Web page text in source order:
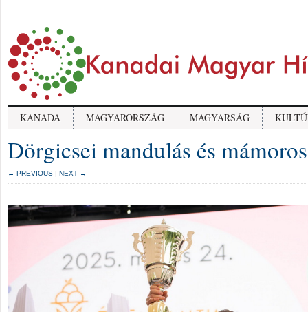
KANADA MAGYARORSZÁG MAGYARSÁG
Dörgicsei mandulás és
← PREVIOUS | NEXT →